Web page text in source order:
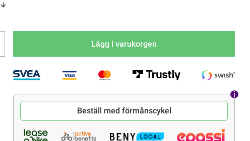
Lägg i varukorgen
Beställ med förmånscykel